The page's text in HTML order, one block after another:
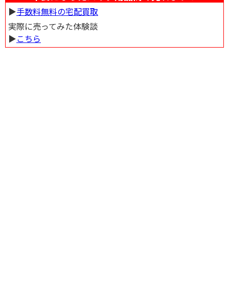
▶︎手数料無料の宅配買取
実際に売ってみた体験談
▶︎こちら